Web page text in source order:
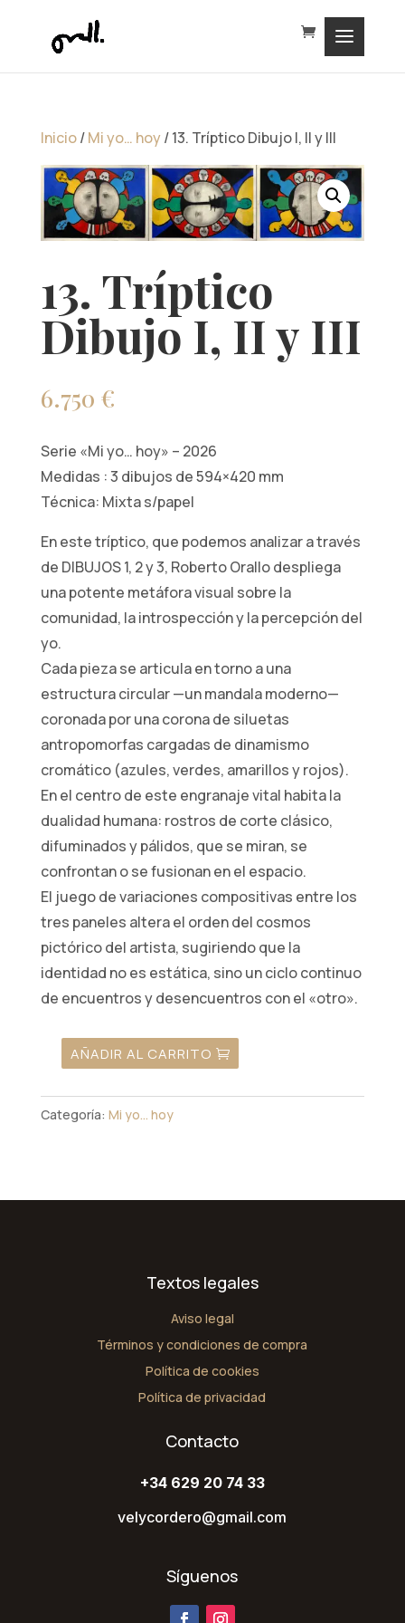
Inicio/Mi yo… hoy/ 13. Tríptico Dibujo I, II y III
13. Tríptico
Dibujo I, II y III
6.750 €
Serie «Mi yo… hoy» – 2026
Medidas : 3 dibujos de 594×420 mm
Técnica: Mixta s/papel
En este tríptico, que podemos analizar a través
de DIBUJOS 1, 2 y 3, Roberto Orallo despliega
una potente metáfora visual sobre la
comunidad, la introspección y la percepción del
yo.
Cada pieza se articula en torno a una
estructura circular —un mandala moderno—
coronada por una corona de siluetas
antropomorfas cargadas de dinamismo
cromático (azules, verdes, amarillos y rojos).
En el centro de este engranaje vital habita la
dualidad humana: rostros de corte clásico,
difuminados y pálidos, que se miran, se
confrontan o se fusionan en el espacio.
El juego de variaciones compositivas entre los
tres paneles altera el orden del cosmos
pictórico del artista, sugiriendo que la
identidad no es estática, sino un ciclo continuo
de encuentros y desencuentros con el «otro».
Dibujo
AÑADIR AL CARRITO
Categoría: Mi yo… hoy
Textos legales
Aviso legal
Términos y condiciones de compra
Política de cookies
Política de privacidad
Contacto
+34 629 20 74 33
velycordero@gmail.com
Síguenos